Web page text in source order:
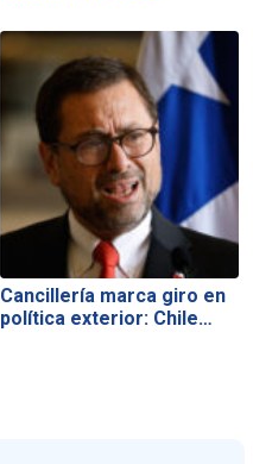
Cancillería marca giro en
política exterior: Chile…